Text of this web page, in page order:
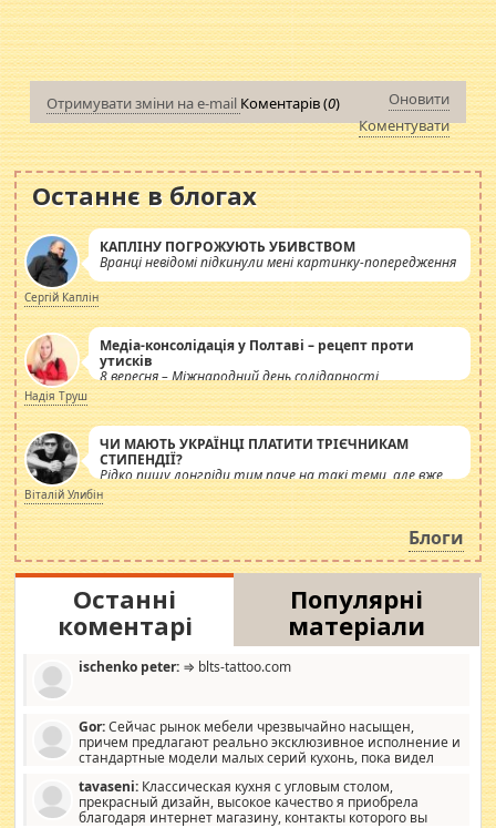
Отримувати зміни на e-mail Коментарів (0)
Оновити
Коментувати
Останнє в блогах
КАПЛІНУ ПОГРОЖУЮТЬ УБИВСТВОМ
Вранці невідомі підкинули мені картинку-попередження
Сергій Каплін
Медіа-консолідація у Полтаві – рецепт проти
утисків
8 вересня – Міжнародний день солідарності
журналістів.
Надія Труш
ЧИ МАЮТЬ УКРАЇНЦІ ПЛАТИТИ ТРІЄЧНИКАМ
СТИПЕНДІЇ?
Рідко пишу лонгріди тим паче на такі теми, але вже
просто дістало! Обурюють сьогоднішні інсенуації
навколо стипендіального питання. Штучно
роздувається ще одна соціальна катастрофа.
Віталій Улибін
Блоги
Останні
коментарі
Популярні
матеріали
ischenko peter: ⇒ blts-tattoo.com
Gor:Сейчас рынок мебели чрезвычайно насыщен,
причем предлагают реально эксклюзивное исполнение и
стандартные модели малых серий кухонь, пока видел
стандартные формы, в MebelOk, креативненько и что главное -
со вкусом все в порядке, без ненужных наворотов удорожающих
мебель, а это не последний фактор.
tavaseni: Классическая кухня с угловым столом,
прекрасный дизайн, высокое качество я приобрела
благодаря интернет магазину, контакты которого вы